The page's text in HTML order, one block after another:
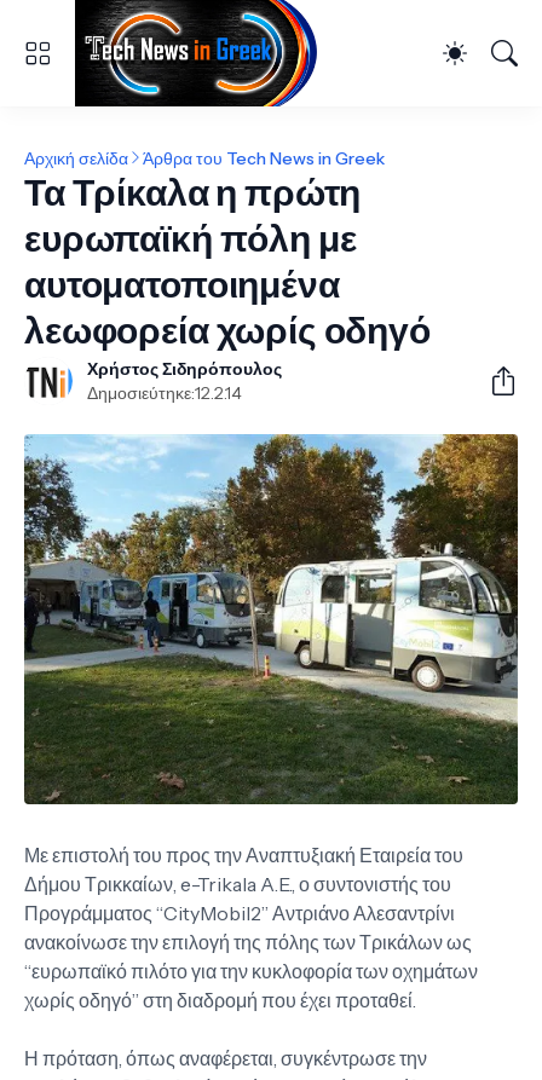
Αρχική σελίδα Άρθρα του Tech News in Greek
Τα Τρίκαλα η πρώτη
ευρωπαϊκή πόλη με
αυτοματοποιημένα
λεωφορεία χωρίς οδηγό
Χρήστος Σιδηρόπουλος
Δημοσιεύτηκε:12.2.14
Με επιστολή του προς την Αναπτυξιακή Εταιρεία του
Δήμου Τρικκαίων, e-Trikala A.E., ο συντονιστής του
Προγράμματος “CityMobil2” Αντριάνο Αλεσαντρίνι
ανακοίνωσε την επιλογή της πόλης των Τρικάλων ως
“ευρωπαϊκό πιλότο για την κυκλοφορία των οχημάτων
χωρίς οδηγό” στη διαδρομή που έχει προταθεί.
Η πρόταση, όπως αναφέρεται, συγκέντρωσε την